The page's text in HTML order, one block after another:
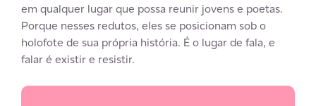
em qualquer lugar que possa reunir jovens e poetas.
Porque nesses redutos, eles se posicionam sob o
holofote de sua própria história. É o lugar de fala, e
falar é existir e resistir.